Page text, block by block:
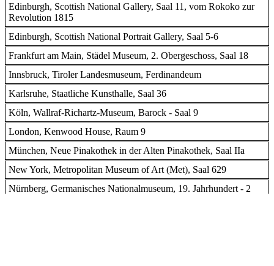
Edinburgh, Scottish National Gallery, Saal 11, vom Rokoko zur
Revolution 1815
Edinburgh, Scottish National Portrait Gallery, Saal 5-6
Frankfurt am Main, Städel Museum, 2. Obergeschoss, Saal 18
Innsbruck, Tiroler Landesmuseum, Ferdinandeum
Karlsruhe, Staatliche Kunsthalle, Saal 36
Köln, Wallraf-Richartz-Museum, Barock - Saal 9
London, Kenwood House, Raum 9
München, Neue Pinakothek in der Alten Pinakothek, Saal IIa
New York, Metropolitan Museum of Art (Met), Saal 629
Nürnberg, Germanisches Nationalmuseum, 19. Jahrhundert - 2